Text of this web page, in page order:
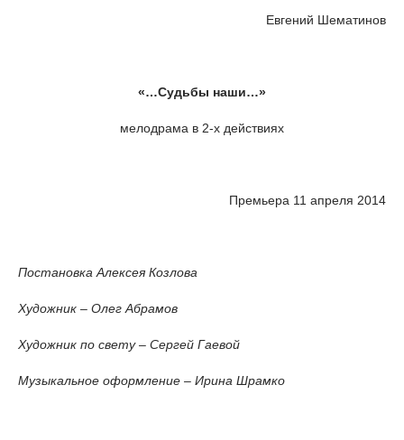
Евгений Шематинов
«…Судьбы наши…»
мелодрама в 2-х действиях
Премьера 11 апреля 2014
Постановка Алексея Козлова
Художник – Олег Абрамов
Художник по свету – Сергей Гаевой
Музыкальное оформление – Ирина Шрамко